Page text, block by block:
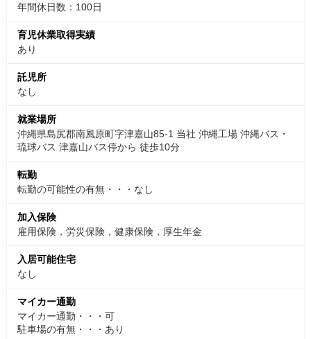
年間休日数：100日
育児休業取得実績
あり
託児所
なし
就業場所
沖縄県島尻郡南風原町字津嘉山85-1 当社 沖縄工場 沖縄バス・
琉球バス 津嘉山バス停から 徒歩10分
転勤
転勤の可能性の有無・・・なし
加入保険
雇用保険，労災保険，健康保険，厚生年金
入居可能住宅
なし
マイカー通勤
マイカー通勤・・・可
駐車場の有無・・・あり